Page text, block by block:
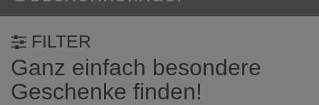
FILTER
Ganz einfach besondere
Geschenke finden!